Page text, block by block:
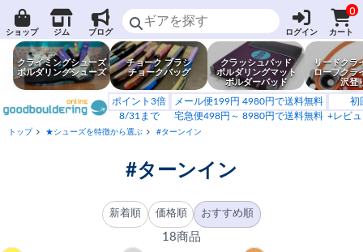
ショップ ジム ブログ ログイン
0
カート
クライミングシューズ
ボルダリングシューズ
チョーク ブラシ
チョークバッグ
クラッシュパッド
ボルダリングマット
ボルダーパッド
リードクラ
ロープクラ
沢登
ポイント3倍
8/31まで
メール便199円 4980円で送料無料
宅急便498円～ 8980円で送料無料
初
+レビ
トップ ★シューズを特徴から選ぶ #ターンイン
#ターンイン
新着順 価格順 おすすめ順
18商品